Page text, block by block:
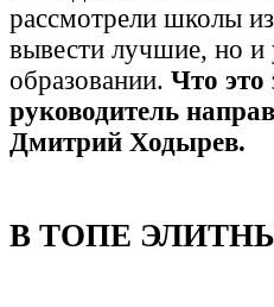
рассмотрели школы
вывести лучшие, но и
образовании. Что это
руководитель
Дмитрий Ходырев.
В ТОПЕ